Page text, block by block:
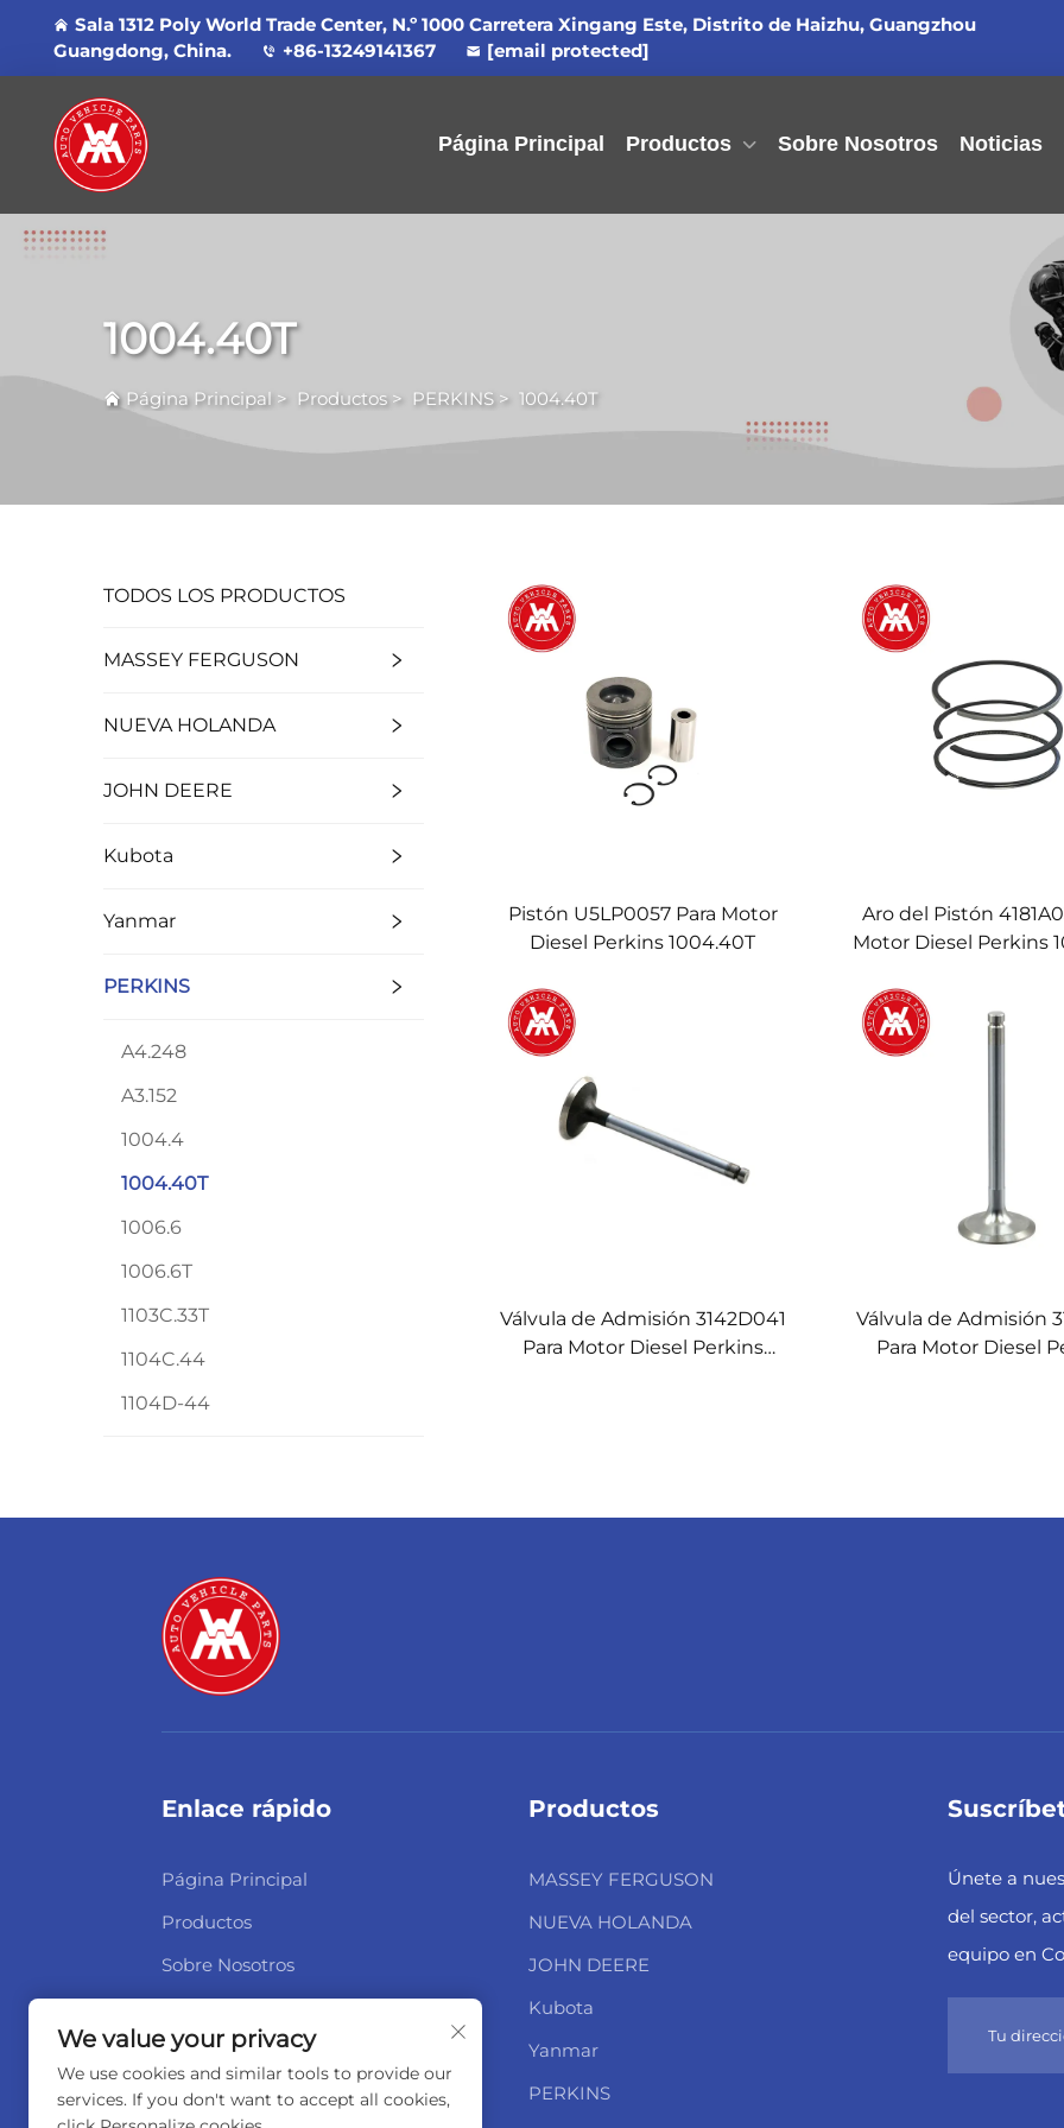
Sala 1312 Poly World Trade Center, N.º 1000 Carretera Xingang Este, Distrito de Haizhu, Guangzhou
Guangdong, China.
+86-13249141367 [email protected]
Página Principal Productos Sobre Nosotros Noticias
1004.40T
Página Principal > Productos> PERKINS > 1004.40T
TODOS LOS PRODUCTOS
MASSEY FERGUSON
NUEVA HOLANDA
JOHN DEERE
Kubota
Yanmar
PERKINS
A4.248
A3.152
1004.4
1004.40T
1006.6
1006.6T
1103C.33T
1104C.44
1104D-44
Pistón U5LP0057 Para Motor
Diesel Perkins 1004.40T
Aro del Pistón
Motor Diesel Perkins
Válvula de Admisión 3142D041
Para Motor Diesel Perkins
Válvula de Admisión
Para Motor Diesel
Enlace rápido
Página Principal
Productos
Sobre Nosotros
Contáctenos
Productos
MASSEY FERGUSON
NUEVA HOLANDA
JOHN DEERE
Kubota
Yanmar
PERKINS
Únete a
del sector,
equipo en
We value your privacy
We use cookies and similar tools to provide our
services. If you don't want to accept all cookies,